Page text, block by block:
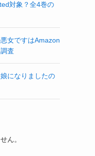
対象？全4巻の
女ですはAmazon
査
になりましたの
ん。